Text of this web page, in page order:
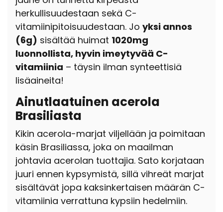
herkullisuudestaan sekä C-
vitamiinipitoisuudestaan. Jo yksi annos
(6g) sisältää huimat 1020mg
luonnollista, hyvin imeytyvää C-
vitamiinia – täysin ilman synteettisiä
lisäaineita!
Ainutlaatuinen acerola
Brasiliasta
Kikin acerola-marjat viljellään ja poimitaan
käsin Brasiliassa, joka on maailman
johtavia acerolan tuottajia. Sato korjataan
juuri ennen kypsymistä, sillä vihreät marjat
sisältävät jopa kaksinkertaisen määrän C-
vitamiinia verrattuna kypsiin hedelmiin.